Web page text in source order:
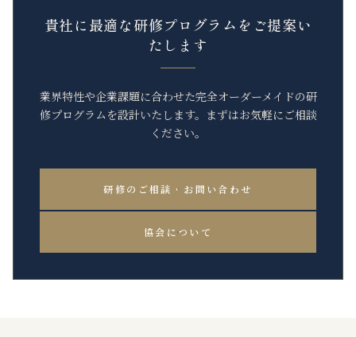
貴社に最適な研修プログラムをご提案い
たします
業界特性や企業課題に合わせた完全オーダーメイドの研
修プログラムを設計いたします。まずはお気軽にご相談
ください。
研修のご相談・お問い合わせ
協会について